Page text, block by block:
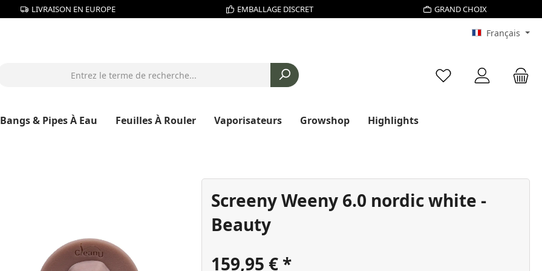
LIVRAISON EN EUROPE EMBALLAGE DISCRET GRAND CHOIX
Français
Vous avez 0 articles
Bangs & Pipes À Eau Feuilles À Rouler Vaporisateurs Growshop Highlights
Screeny Weeny 6.0 nordic white -
Beauty
159,95 €